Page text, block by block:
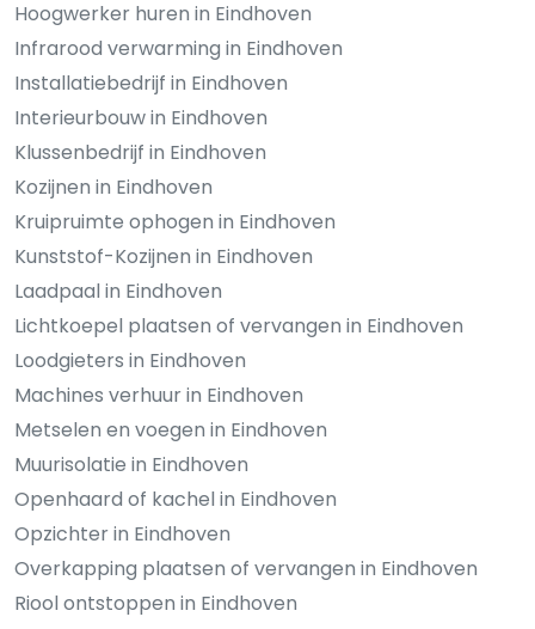
Hoogwerker huren in Eindhoven
Infrarood verwarming in Eindhoven
Installatiebedrijf in Eindhoven
Interieurbouw in Eindhoven
Klussenbedrijf in Eindhoven
Kozijnen in Eindhoven
Kruipruimte ophogen in Eindhoven
Kunststof-Kozijnen in Eindhoven
Laadpaal in Eindhoven
Lichtkoepel plaatsen of vervangen in Eindhoven
Loodgieters in Eindhoven
Machines verhuur in Eindhoven
Metselen en voegen in Eindhoven
Muurisolatie in Eindhoven
Openhaard of kachel in Eindhoven
Opzichter in Eindhoven
Overkapping plaatsen of vervangen in Eindhoven
Riool ontstoppen in Eindhoven